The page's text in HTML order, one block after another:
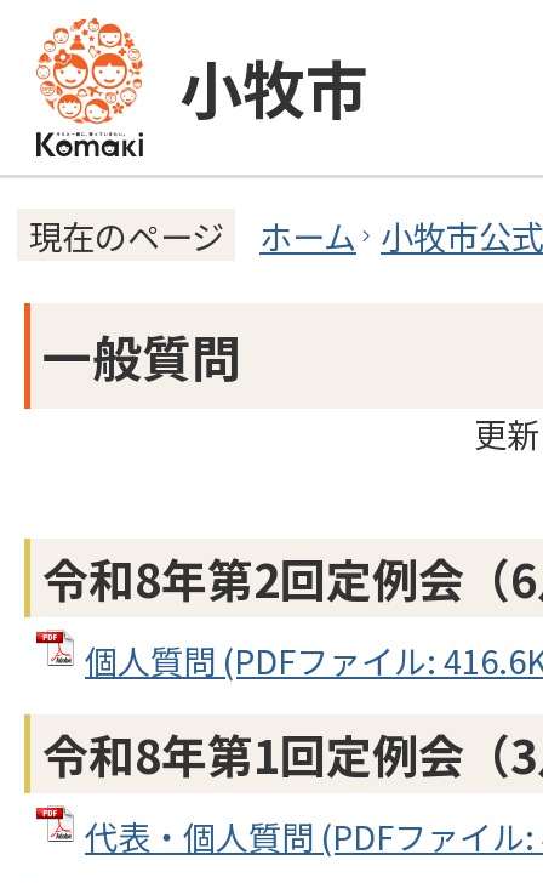
小牧市
現在のページ ホーム 小牧市公
一般質問
更
令和8年第2回定例会（
個人質問 (PDFファイル:
令和8年第1回定例会（
代表・個人質問 (PDFファイル